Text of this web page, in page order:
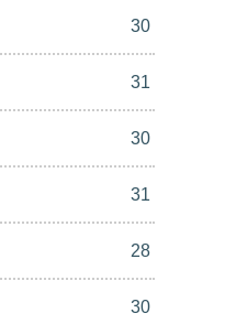
30
31
30
31
28
30